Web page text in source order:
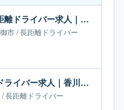
アート梱包運輸株式会社の長距離ドライバー求人｜長野県東御市｜月給69万円
市/長距離ドライバー
下笠居運輸株式会社の長距離ドライバー求人｜香川県高松市｜月給50万-55万円
/長距離ドライバー